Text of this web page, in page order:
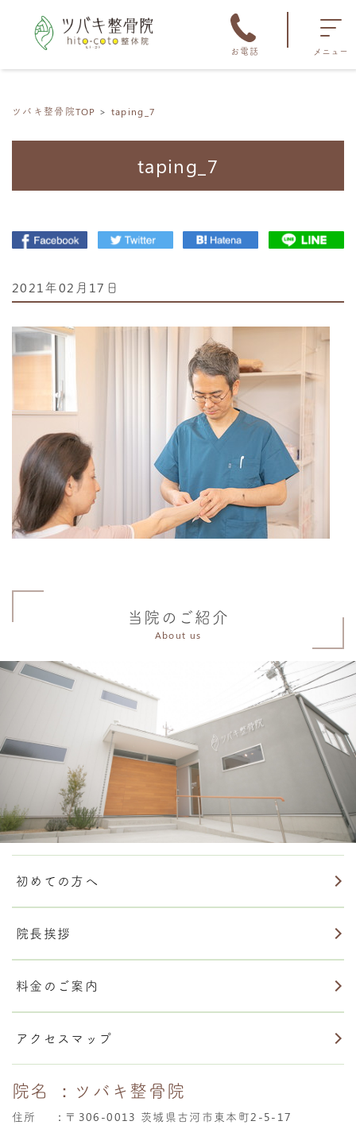
お電話 メニュー
ツバキ整骨院TOP taping_7
taping_7
2021年02月17日
当院のご紹介
About us
初めての方へ
院長挨拶
料金のご案内
アクセスマップ
院名 ：ツバキ整骨院
住所 ： 〒306-0013 茨城県古河市東本町2-5-17